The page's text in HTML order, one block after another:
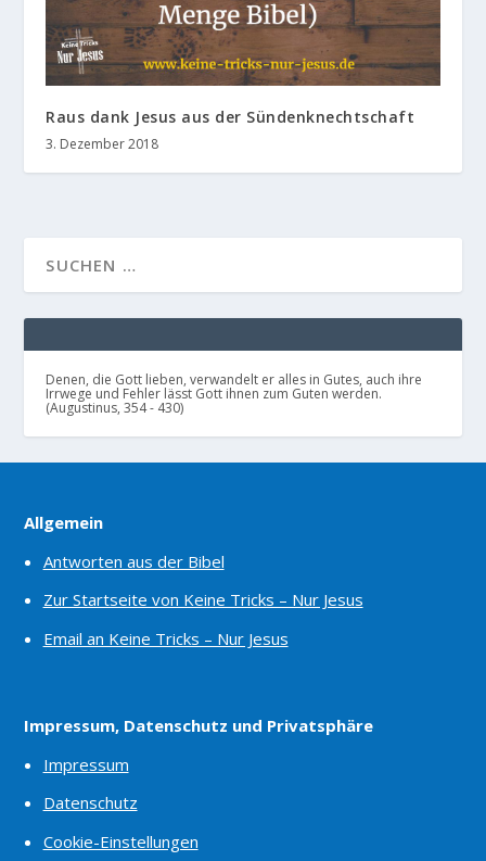
Raus dank Jesus aus der Sündenknechtschaft
3. Dezember 2018
Denen, die Gott lieben, verwandelt er alles in Gutes, auch ihre
Irrwege und Fehler lässt Gott ihnen zum Guten werden.
(Augustinus, 354 - 430)
Allgemein
Antworten aus der Bibel
Zur Startseite von Keine Tricks – Nur Jesus
Email an Keine Tricks – Nur Jesus
Impressum, Datenschutz und Privatsphäre
Impressum
Datenschutz
Cookie-Einstellungen